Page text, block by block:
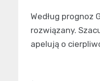
Według prognoz
rozwiązany.
apelują o